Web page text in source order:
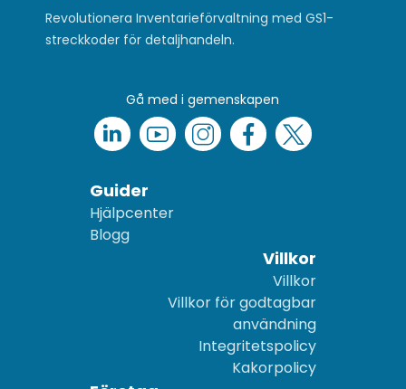
Revolutionera Inventarieförvaltning med GS1-
streckkoder för detaljhandeln.
Gå med i gemenskapen
Guider
Hjälpcenter
Blogg
Villkor
Villkor
Villkor för godtagbar
användning
Integritetspolicy
Kakorpolicy